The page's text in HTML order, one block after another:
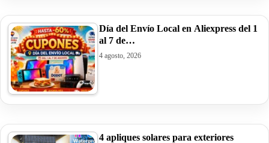
Día del Envío Local en Aliexpress del 1
al 7 de…
4 agosto, 2026
4 apliques solares para exteriores